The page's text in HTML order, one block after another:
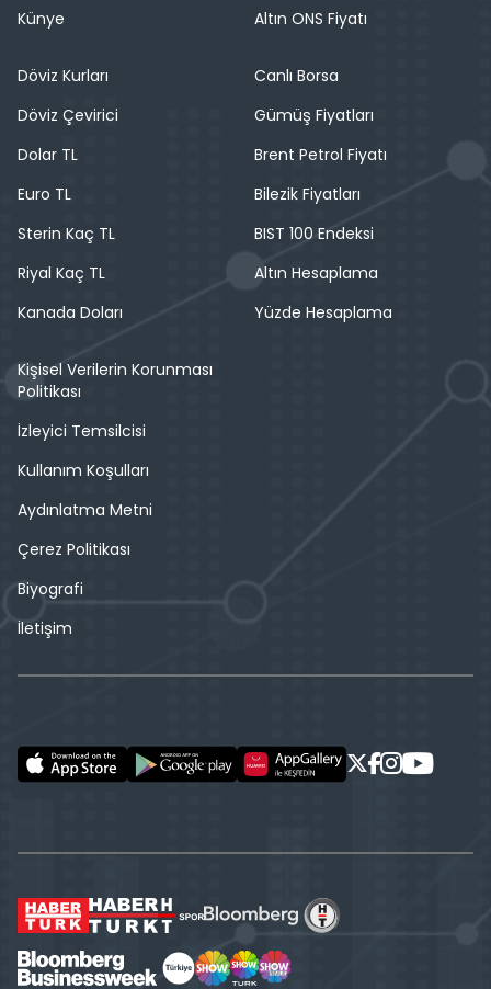
Künye
Altın ONS Fiyatı
Döviz Kurları
Döviz Çevirici
Dolar TL
Euro TL
Sterin Kaç TL
Riyal Kaç TL
Kanada Doları
Canlı Borsa
Gümüş Fiyatları
Brent Petrol Fiyatı
Bilezik Fiyatları
BIST 100 Endeksi
Altın Hesaplama
Yüzde Hesaplama
Kişisel Verilerin Korunması
Politikası
İzleyici Temsilcisi
Kullanım Koşulları
Aydınlatma Metni
Çerez Politikası
Biyografi
İletişim